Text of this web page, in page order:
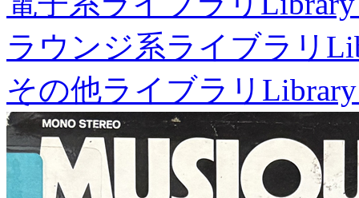
ラウンジ系ライブラリ
その他ライブラリ